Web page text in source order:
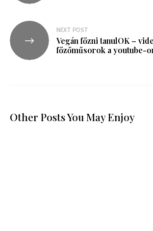
NEXT POST
Vegán főzni tanulOK –
főzőműsorok a youtube-
Other Posts You May Enjoy